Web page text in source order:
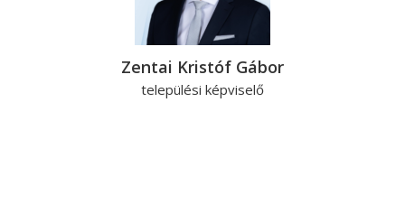
Zentai Kristóf Gábor
települési képviselő